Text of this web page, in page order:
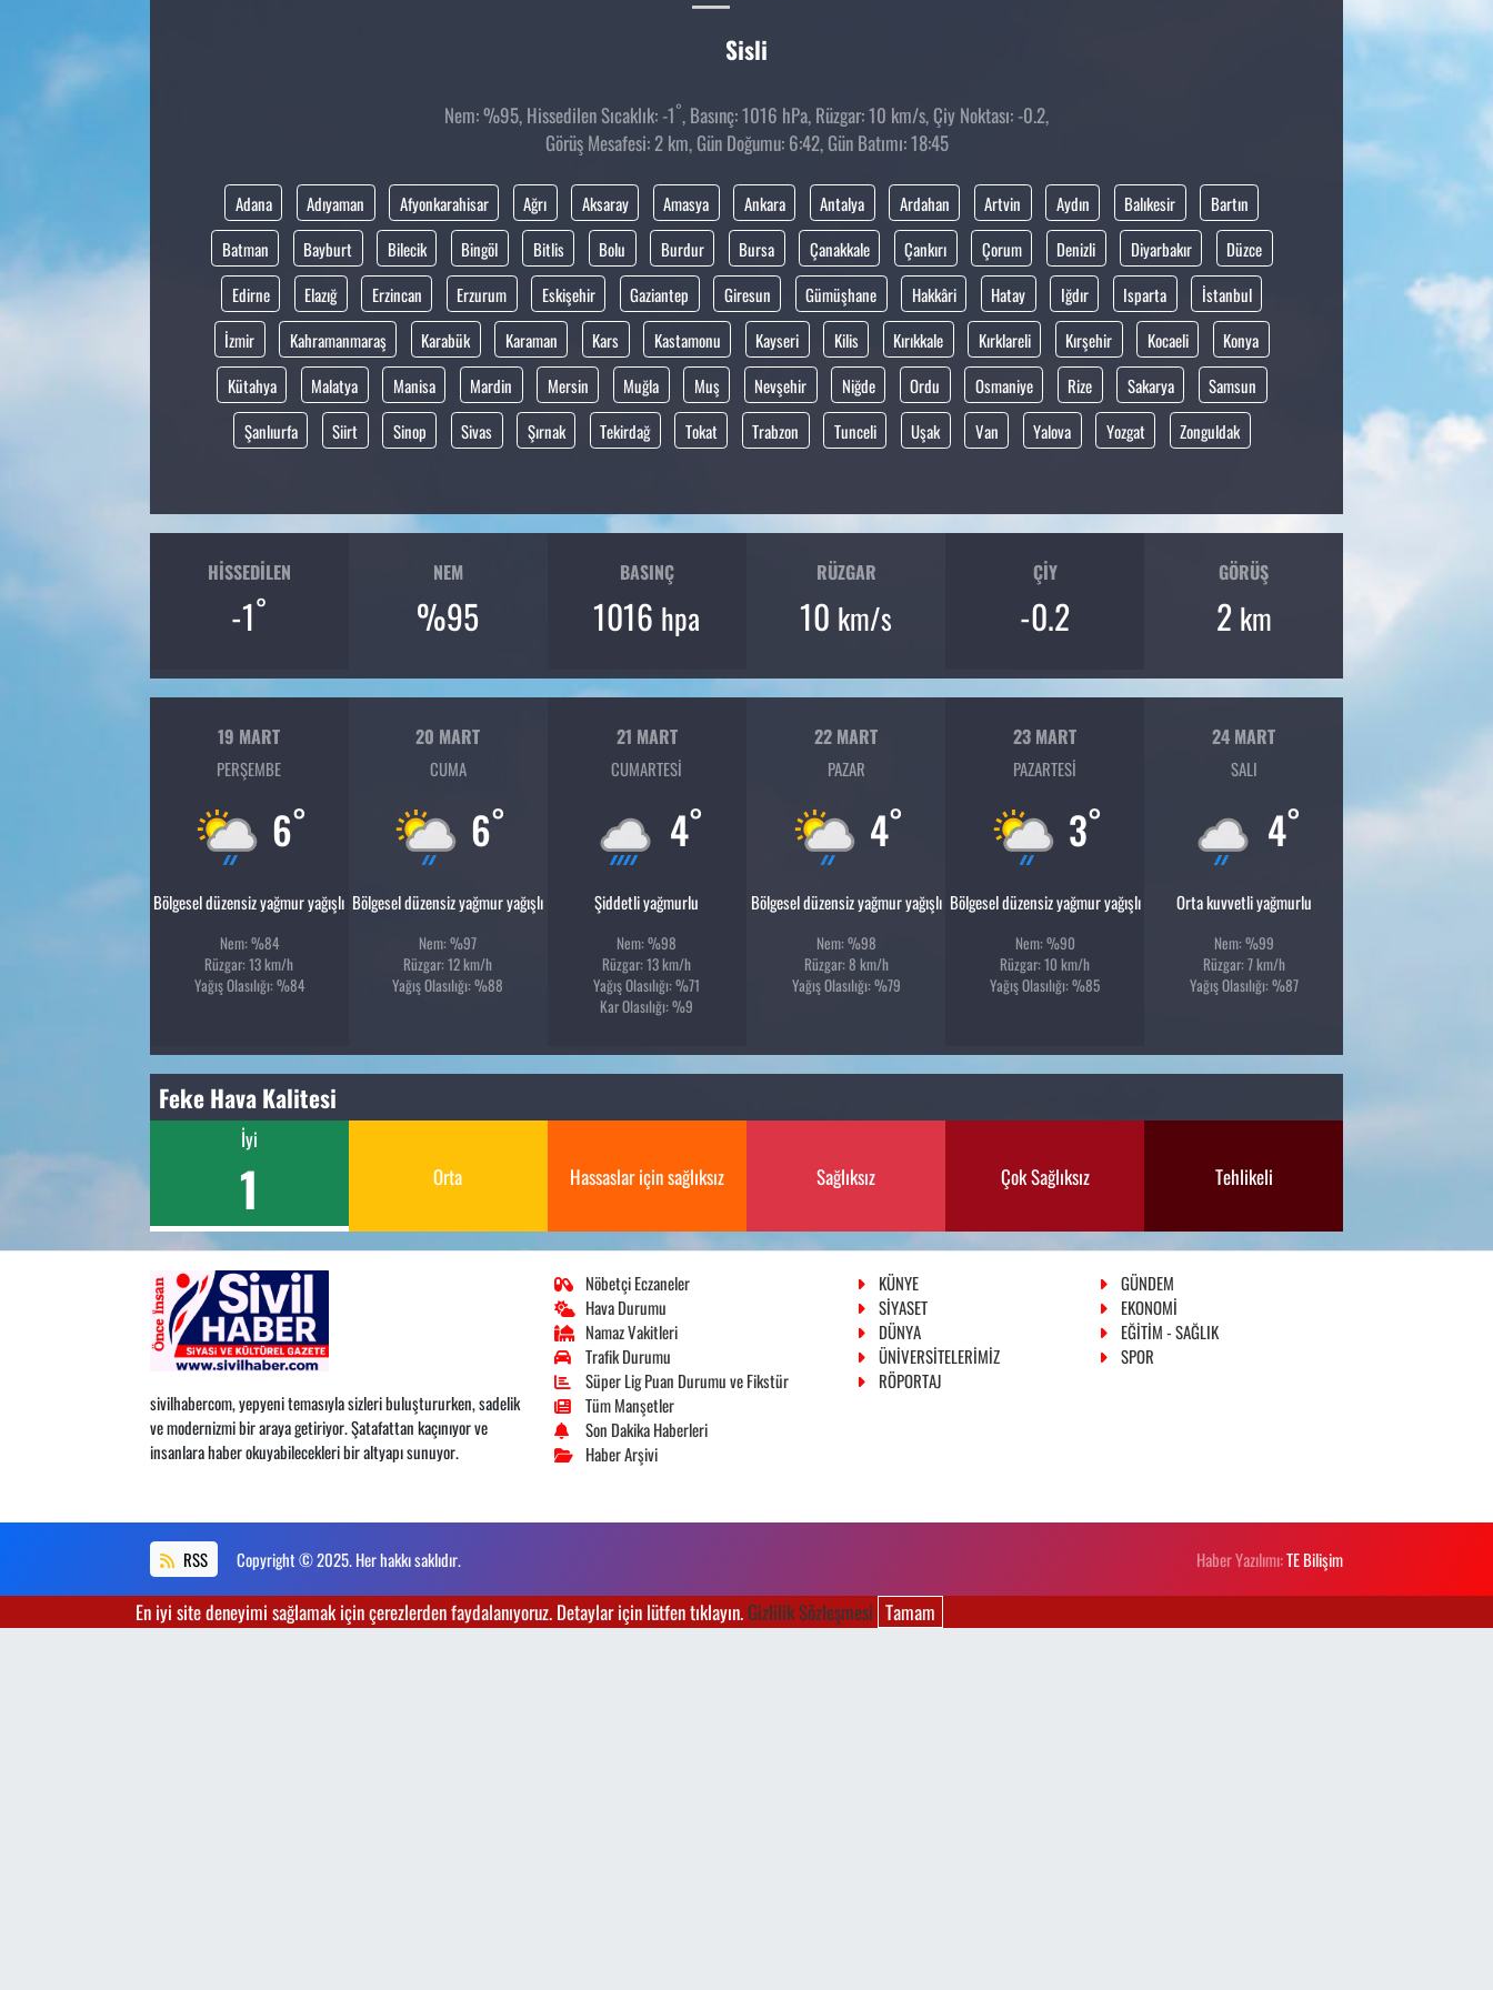
Sisli
Nem: %95, Hissedilen Sıcaklık: -1°, Basınç: 1016 hPa, Rüzgar: 10 km/s, Çiy Noktası: -0.2,
Görüş Mesafesi: 2 km, Gün Doğumu: 6:42, Gün Batımı: 18:45
Adana Adıyaman Afyonkarahisar Ağrı Aksaray Amasya Ankara Antalya Ardahan Artvin Aydın Balıkesir
Bartın
Batman
Bayburt Bilecik Bingöl Bitlis Bolu Burdur Bursa Çanakkale Çankırı Çorum Denizli Diyarbakır
Düzce
Edirne
Elazığ Erzincan Erzurum Eskişehir Gaziantep Giresun Gümüşhane Hakkâri Hatay Iğdır Isparta
İstanbul
İzmir
Kahramanmaraş Karabük Karaman Kars Kastamonu Kayseri Kilis Kırıkkale Kırklareli Kırşehir Kocaeli
Konya
Kütahya
Malatya Manisa Mardin Mersin Muğla Muş Nevşehir Niğde Ordu Osmaniye Rize Sakarya
Samsun
Şanlıurfa
Siirt Sinop Sivas Şırnak Tekirdağ Tokat Trabzon Tunceli Uşak Van Yalova Yozgat Zonguldak
HISSEDILEN
-1°
NEM
%95
BASINÇ
1016 hpa
RÜZGAR
10 km/s
ÇIY
-0.2
GÖRÜŞ
2 km
19 MART
PERŞEMBE
6°
Bölgesel düzensiz yağmur yağışlı
Nem: %84
Rüzgar: 13 km/h
Yağış Olasılığı: %84
20 MART
CUMA
6°
Bölgesel düzensiz yağmur yağışlı
Nem: %97
Rüzgar: 12 km/h
Yağış Olasılığı: %88
21 MART
CUMARTESI
4°
Şiddetli yağmurlu
Nem: %98
Rüzgar: 13 km/h
Yağış Olasılığı: %71
Kar Olasılığı: %9
22 MART
PAZAR
4°
Bölgesel düzensiz yağmur yağışlı
Nem: %98
Rüzgar: 8 km/h
Yağış Olasılığı: %79
23 MART
PAZARTESI
3°
Bölgesel düzensiz yağmur yağışlı
Nem: %90
Rüzgar: 10 km/h
Yağış Olasılığı: %85
24 MART
SALI
4°
Orta kuvvetli yağmurlu
Nem: %99
Rüzgar: 7 km/h
Yağış Olasılığı: %87
Feke Hava Kalitesi
İyi
1 Orta Hassaslar için sağlıksız Sağlıksız Çok Sağlıksız Tehlikeli
sivilhabercom, yepyeni temasıyla sizleri buluştururken, sadelik
ve modernizmi bir araya getiriyor. Şatafattan kaçınıyor ve
insanlara haber okuyabilecekleri bir altyapı sunuyor.
Nöbetçi Eczaneler
Hava Durumu
Namaz Vakitleri
Trafik Durumu
Süper Lig Puan Durumu ve Fikstür
Tüm Manşetler
Son Dakika Haberleri
Haber Arşivi
KÜNYE
GÜNDEM
SİYASET
EKONOMİ
DÜNYA
EĞİTİM - SAĞLIK
ÜNİVERSİTELERİMİZ
SPOR
RÖPORTAJ
RSS Copyright © 2025. Her hakkı saklıdır. Haber Yazılımı:TE Bilişim
En iyi site deneyimi sağlamak için çerezlerden faydalanıyoruz. Detaylar için lütfen tıklayın.Gizlilik Sözleşmesi Tamam